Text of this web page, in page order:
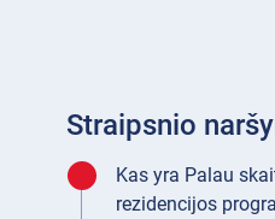
Straipsnio
Kas yra Palau
rezidencijos